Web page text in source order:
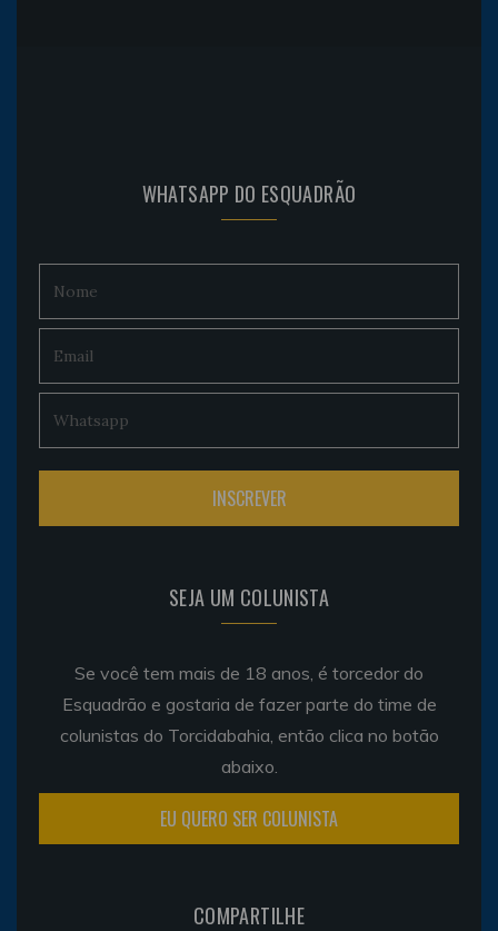
WHATSAPP DO ESQUADRÃO
SEJA UM COLUNISTA
Se você tem mais de 18 anos, é torcedor do
Esquadrão e gostaria de fazer parte do time de
colunistas do Torcidabahia, então clica no botão
abaixo.
EU QUERO SER COLUNISTA
COMPARTILHE